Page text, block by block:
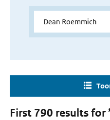
First 790 results for